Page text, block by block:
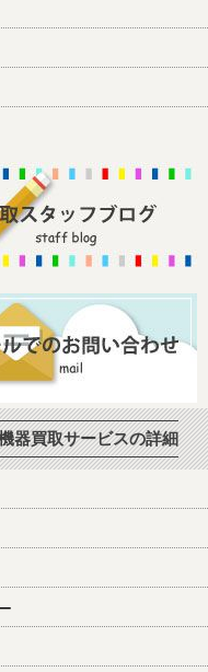
器買取サービスの詳細